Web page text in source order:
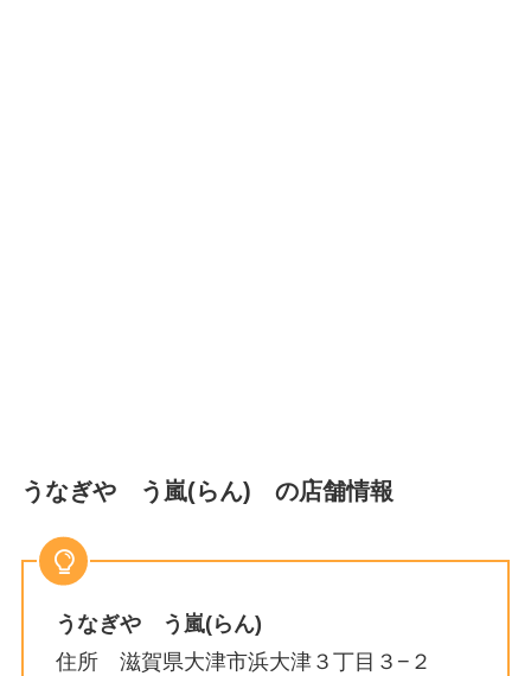
うなぎや う嵐(らん) の店舗情報
うなぎや う嵐(らん)
住所 滋賀県大津市浜大津３丁目３−２